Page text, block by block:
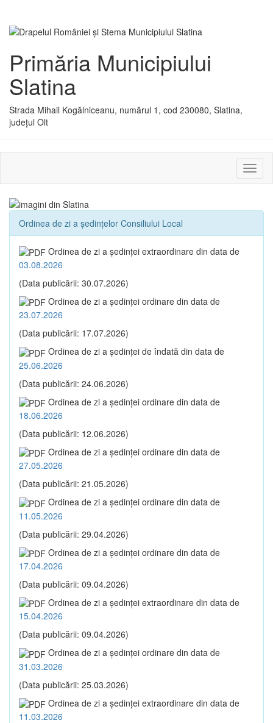
Primăria Municipiului
Slatina
Strada Mihail Kogălniceanu, numărul 1, cod 230080, Slatina,
județul Olt
sau
Ordinea de zi a ședințelor Consiliului Local
Ordinea de zi a şedinţei extraordinare din data de
03.08.2026
(Data publicării: 30.07.2026)
Ordinea de zi a şedinţei ordinare din data de
23.07.2026
(Data publicării: 17.07.2026)
Ordinea de zi a şedinţei de îndată din data de
25.06.2026
(Data publicării: 24.06.2026)
Ordinea de zi a şedinţei ordinare din data de
18.06.2026
(Data publicării: 12.06.2026)
Ordinea de zi a şedinţei ordinare din data de
27.05.2026
(Data publicării: 21.05.2026)
Ordinea de zi a şedinţei ordinare din data de
11.05.2026
(Data publicării: 29.04.2026)
Ordinea de zi a şedinţei ordinare din data de
17.04.2026
(Data publicării: 09.04.2026)
Ordinea de zi a şedinţei extraordinare din data de
15.04.2026
(Data publicării: 09.04.2026)
Ordinea de zi a şedinţei ordinare din data de
31.03.2026
(Data publicării: 25.03.2026)
Ordinea de zi a şedinţei extraordinare din data de
11.03.2026